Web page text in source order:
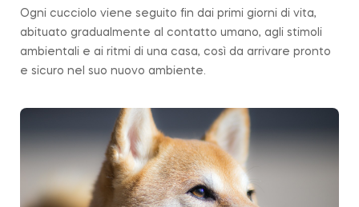
Ogni cucciolo viene seguito fin dai primi giorni di vita,
abituato gradualmente al contatto umano, agli stimoli
ambientali e ai ritmi di una casa, così da arrivare pronto
e sicuro nel suo nuovo ambiente.